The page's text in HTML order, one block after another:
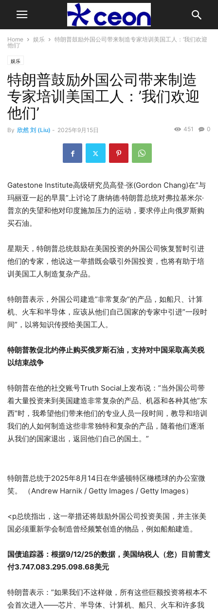
Home 娱乐
特朗普鼓励外国公司带来制造专家培训美国工人：’我们欢迎
他们’
娱乐
特朗普鼓励外国公司带来制造
专家培训美国工人：’我们欢迎
他们’
By 欣然 刘 (Liu) - 2025年9月15日 0
451
Gatestone Institute高级研究员高登·张(Gordon Chang)在”与
玛丽亚一起的早晨”上讨论了唐纳德·特朗普总统对弗拉基米尔·
普京的失望和他对印度施加压力的运动，要求停止向俄罗斯购
买石油。
星期天，特朗普总统鼓励在美国投资的外国公司恢复暂时引进
他们的专家，他说这一举措既会吸引外国投资，也将有助于培
训美国工人制造复杂产品。
特朗普表示，外国公司建造”非常复杂”的产品，如船只、计算
机、火车和半导体，应该从他们自己国家的专家中引进”一段时
间”，以将知识传授给美国工人。
特朗普敦促北约停止购买俄罗斯石油，支持对中国采取高关税
以结束战争
特朗普在他的社交账号Truth Social上发布说：”当外国公司带
着大量投资来到美国建造非常复杂的产品、机器和各种其他”东
西”时，我希望他们带来他们的专业人员一段时间，教导和培训
我们的人如何制造这些非常独特和复杂的产品，随着他们逐渐
从我们的国家退出，返回他们自己的国土。”
特朗普总统于2025年8月14日在华盛顿特区橄榄球的办公室微
笑。
（Andrew Harnik / Getty Images / Getty Images）
<p总统指出，这一举措还将鼓励外国公司投资美国，并主张美
国必须重新学会制造曾经频繁创造的物品，例如船舶建造。
国债追踪器：根据9/12/25的数据，美国纳税人（您）目前需支
付3.747.083.295.098.68美元
特朗普表示：”如果我们不这样做，所有这些巨额投资将根本不
会首次进入——芯片、半导体、计算机、船只、火车和许多我